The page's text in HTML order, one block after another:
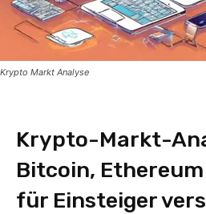
Krypto Markt Analyse
Krypto-Markt-
Bitcoin,
für Einsteiger